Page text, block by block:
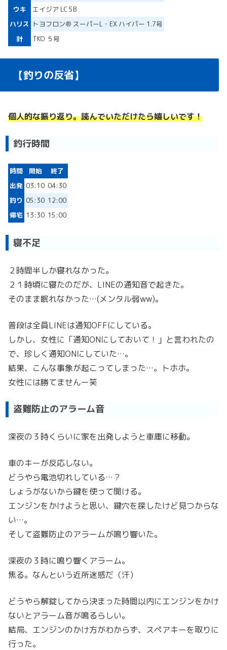
ウキ
エイジア LC 5B
ハリス
トヨフロン® スーパーL・EX ハイパー 1.7号
針
TKO ５号
【釣りの反省】
個人的な振り返り。読んでいただけたら嬉しいです！
釣行時間
時間 開始
終了
出発 03:10 04:30
釣り 05:30 12:00
帰宅 13:30 15:00
寝不足
２時間半しか寝れなかった。
２１時頃に寝たのだが、LINEの通知音で起きた。
そのまま眠れなかった…(メンタル弱ww)。
普段は全員LINEは通知OFFにしている。
しかし、女性に「通知ONにしておいて！」と言われたの
で、珍しく通知ONにしていた…。
結果、こんな事象が起こってしまった…。トホホ。
女性には勝てませんー笑
盗難防止のアラーム音
深夜の３時くらいに家を出発しようと車庫に移動。
車のキーが反応しない。
どうやら電池切れしている…？
しょうがないから鍵を使って開ける。
エンジンをかけようと思い、鍵穴を探したけど見つからな
い…。
そして盗難防止のアラームが鳴り響いた。
深夜の３時に鳴り響くアラーム。
焦る。なんという近所迷惑だ（汗）
どうやら解錠してから決まった時間以内にエンジンをかけ
ないとアラーム音が鳴るらしい。
結局、エンジンのかけ方がわからず、スペアキーを取りに
行った。